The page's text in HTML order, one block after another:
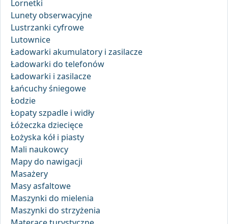
Lornetki
Lunety obserwacyjne
Lustrzanki cyfrowe
Lutownice
Ładowarki akumulatory i zasilacze
Ładowarki do telefonów
Ładowarki i zasilacze
Łańcuchy śniegowe
Łodzie
Łopaty szpadle i widły
Łóżeczka dziecięce
Łożyska kół i piasty
Mali naukowcy
Mapy do nawigacji
Masażery
Masy asfaltowe
Maszynki do mielenia
Maszynki do strzyżenia